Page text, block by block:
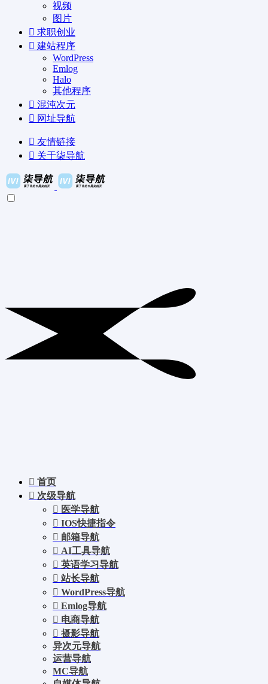
视频
图片
求职创业
建站程序
WordPress
Emlog
Halo
其他程序
混沌次元
网址导航
友情链接
关于柒导航
首页
次级导航
医学导航
IOS快捷指令
邮箱导航
AI工具导航
英语学习导航
站长导航
WordPress导航
Emlog导航
电商导航
摄影导航
异次元导航
运营导航
MC导航